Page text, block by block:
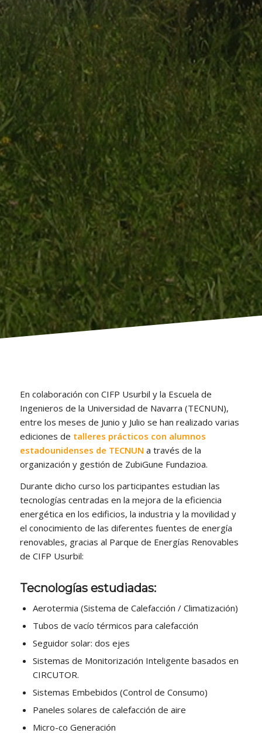
En colaboración con CIFP Usurbil y la Escuela de
Ingenieros de la Universidad de Navarra (TECNUN),
entre los meses de Junio y Julio se han realizado varias
ediciones de talleres prácticos con alumnos
estadounidenses de TECNUN a través de la
organización y gestión de ZubiGune Fundazioa.
Durante dicho curso los participantes estudian las
tecnologías centradas en la mejora de la eficiencia
energética en los edificios, la industria y la movilidad y
el conocimiento de las diferentes fuentes de energía
renovables, gracias al Parque de Energías Renovables
de CIFP Usurbil:
Tecnologías estudiadas:
Aerotermia (Sistema de Calefacción / Climatización)
Tubos de vacío térmicos para calefacción
Seguidor solar: dos ejes
Sistemas de Monitorización Inteligente basados en
CIRCUTOR.
Sistemas Embebidos (Control de Consumo)
Paneles solares de calefacción de aire
Micro-co Generación